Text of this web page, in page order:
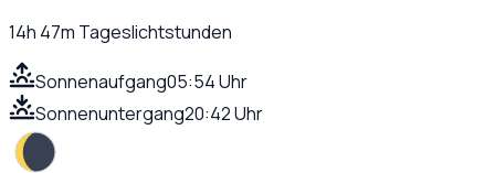
14h 47m Tageslichtstunden
Sonnenaufgang05:54 Uhr
Sonnenuntergang20:42 Uhr